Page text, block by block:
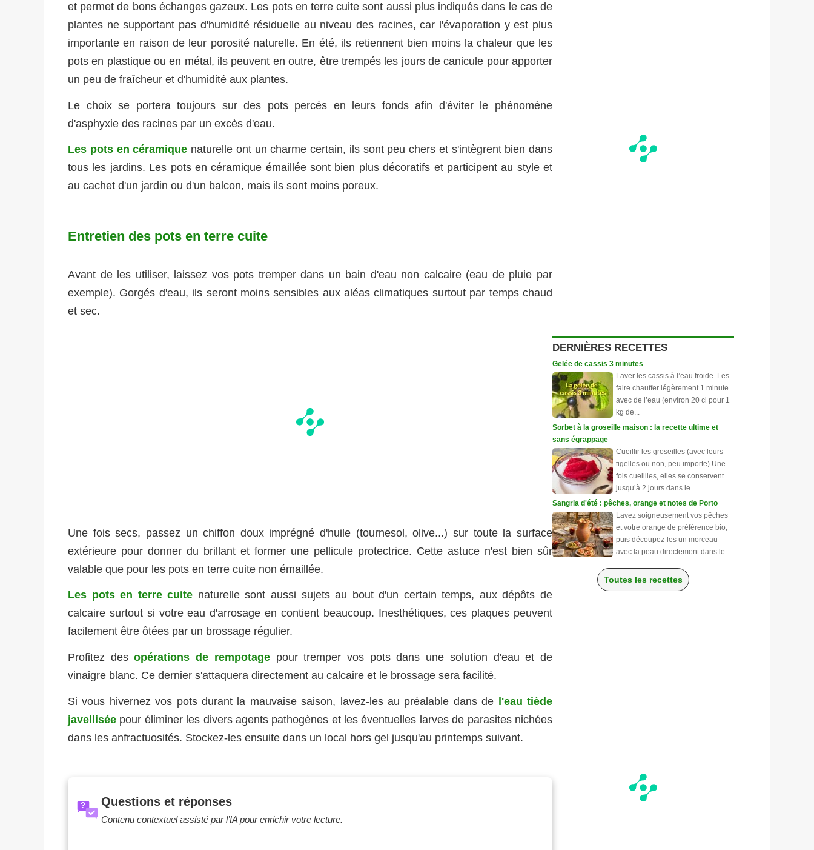
et permet de bons échanges gazeux. Les pots en terre cuite sont aussi plus indiqués dans le cas de
plantes ne supportant pas d'humidité résiduelle au niveau des racines, car l'évaporation y est plus
importante en raison de leur porosité naturelle. En été, ils retiennent bien moins la chaleur que les
pots en plastique ou en métal, ils peuvent en outre, être trempés les jours de canicule pour apporter
un peu de fraîcheur et d'humidité aux plantes.
Le choix se portera toujours sur des pots percés en leurs fonds afin d'éviter le phénomène
d'asphyxie des racines par un excès d'eau.
Les pots en céramique naturelle ont un charme certain, ils sont peu chers et s'intègrent bien dans
tous les jardins. Les pots en céramique émaillée sont bien plus décoratifs et participent au style et
au cachet d'un jardin ou d'un balcon, mais ils sont moins poreux.
Entretien des pots en terre cuite
Avant de les utiliser, laissez vos pots tremper dans un bain d'eau non calcaire (eau de pluie par
exemple). Gorgés d'eau, ils seront moins sensibles aux aléas climatiques surtout par temps chaud
et sec.
Une fois secs, passez un chiffon doux imprégné d'huile (tournesol, olive...) sur toute la surface
extérieure pour donner du brillant et former une pellicule protectrice. Cette astuce n'est bien sûr
valable que pour les pots en terre cuite non émaillée.
Les pots en terre cuite naturelle sont aussi sujets au bout d'un certain temps, aux dépôts de
calcaire surtout si votre eau d'arrosage en contient beaucoup. Inesthétiques, ces plaques peuvent
facilement être ôtées par un brossage régulier.
Profitez desopérations de rempotagepour tremper vos pots dans une solution d'eau et de
vinaigre blanc. Ce dernier s'attaquera directement au calcaire et le brossage sera facilité.
Si vous hivernez vos pots durant la mauvaise saison, lavez-les au préalable dans de l'eau tiède
javellisée pour éliminer les divers agents pathogènes et les éventuelles larves de parasites nichées
dans les anfractuosités. Stockez-les ensuite dans un local hors gel jusqu'au printemps suivant.
? Questions et réponses
Contenu contextuel assisté par l’IA pour enrichir votre lecture.
DERNIÈRES RECETTES
Gelée de cassis 3 minutes
Laver les cassis à l’eau froide. Les
faire chauffer légèrement 1 minute
avec de l’eau (environ 20 cl pour 1
kg de...
Sorbet à la groseille maison : la recette ultime et
sans égrappage
Cueillir les groseilles (avec leurs
tigelles ou non, peu importe) Une
fois cueillies, elles se conservent
jusqu’à 2 jours dans le...
Sangria d'été : pêches, orange et notes de Porto
Lavez soigneusement vos pêches
et votre orange de préférence bio,
puis découpez-les un morceau
avec la peau directement dans le...
Toutes les recettes